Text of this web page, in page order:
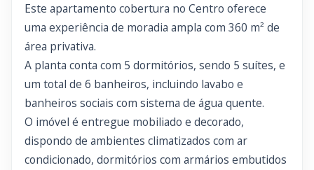
Este apartamento cobertura no Centro oferece
uma experiência de moradia ampla com 360 m² de
área privativa.
A planta conta com 5 dormitórios, sendo 5 suítes, e
um total de 6 banheiros, incluindo lavabo e
banheiros sociais com sistema de água quente.
O imóvel é entregue mobiliado e decorado,
dispondo de ambientes climatizados com ar
condicionado, dormitórios com armários embutidos